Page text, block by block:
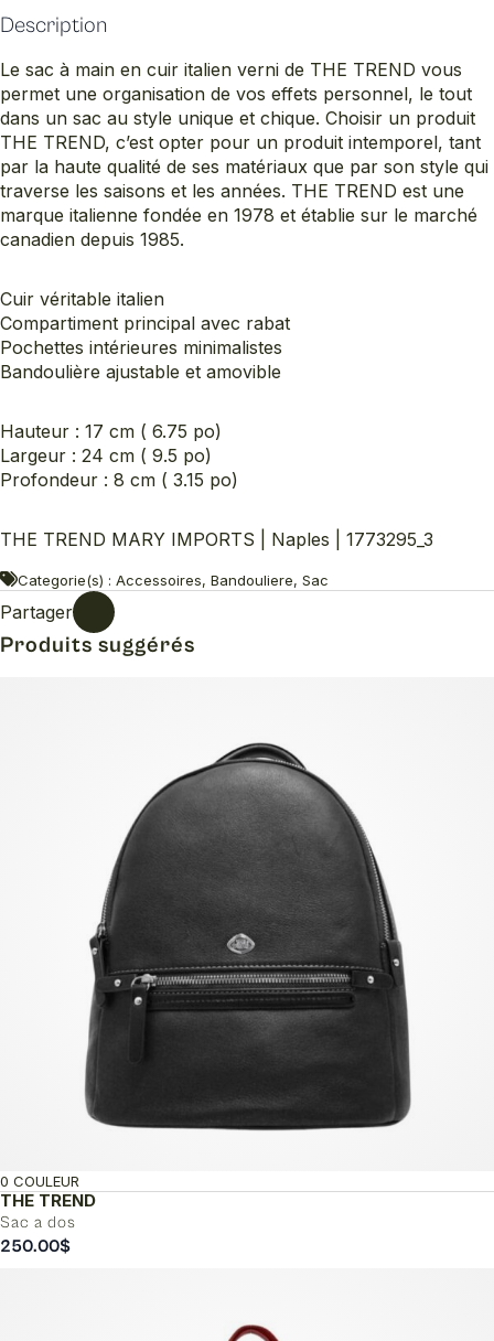
Description
Le sac à main en cuir italien verni de THE TREND vous
permet une organisation de vos effets personnel, le tout
dans un sac au style unique et chique. Choisir un produit
THE TREND, c’est opter pour un produit intemporel, tant
par la haute qualité de ses matériaux que par son style qui
traverse les saisons et les années. THE TREND est une
marque italienne fondée en 1978 et établie sur le marché
canadien depuis 1985.
Cuir véritable italien
Compartiment principal avec rabat
Pochettes intérieures minimalistes
Bandoulière ajustable et amovible
Hauteur : 17 cm ( 6.75 po)
Largeur : 24 cm ( 9.5 po)
Profondeur : 8 cm ( 3.15 po)
THE TREND MARY IMPORTS | Naples | 1773295_3
Categorie(s) : Accessoires, Bandouliere, Sac
Partager
Produits suggérés
THE TREND
Sac a dos
0 COULEUR
250.00$